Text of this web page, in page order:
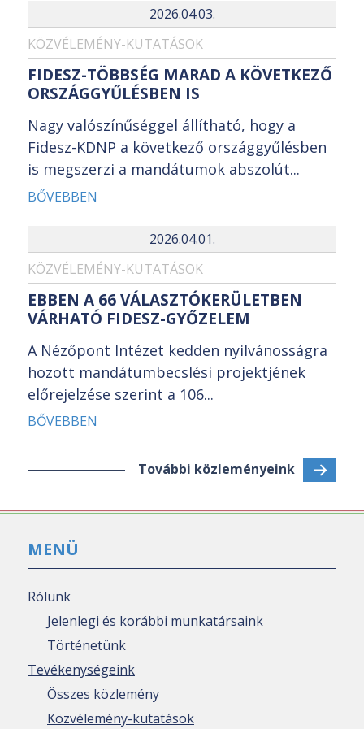
2026.04.03.
KÖZVÉLEMÉNY-KUTATÁSOK
FIDESZ-TÖBBSÉG MARAD A KÖVETKEZŐ
ORSZÁGGYŰLÉSBEN IS
Nagy valószínűséggel állítható, hogy a
Fidesz-KDNP a következő országgyűlésben
is megszerzi a mandátumok abszolút...
BŐVEBBEN
2026.04.01.
KÖZVÉLEMÉNY-KUTATÁSOK
EBBEN A 66 VÁLASZTÓKERÜLETBEN
VÁRHATÓ FIDESZ-GYŐZELEM
A Nézőpont Intézet kedden nyilvánosságra
hozott mandátumbecslési projektjének
előrejelzése szerint a 106...
BŐVEBBEN
További közleményeink
MENÜ
Rólunk
Jelenlegi és korábbi munkatársaink
Történetünk
Tevékenységeink
Összes közlemény
Közvélemény-kutatások